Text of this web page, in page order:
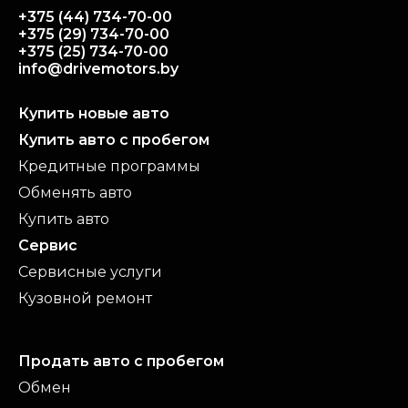
+375 (44) 734-70-00
+375 (29) 734-70-00
+375 (25) 734-70-00
info@drivemotors.by
Купить новые авто
Купить авто с пробегом
Кредитные программы
Обменять авто
Купить авто
Сервис
Сервисные услуги
Кузовной ремонт
Продать авто с пробегом
Обмен